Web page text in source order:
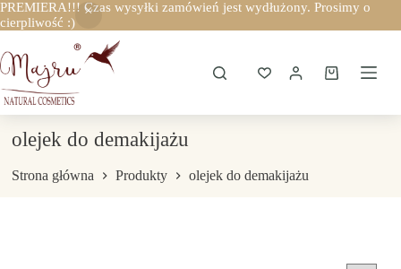
PREMIERA!!! Czas wysyłki zamówień jest wydłużony. Prosimy o
cierpliwość :)
do
treści
Koszyk
olejek do demakijażu
Strona główna Produkty olejek do demakijażu